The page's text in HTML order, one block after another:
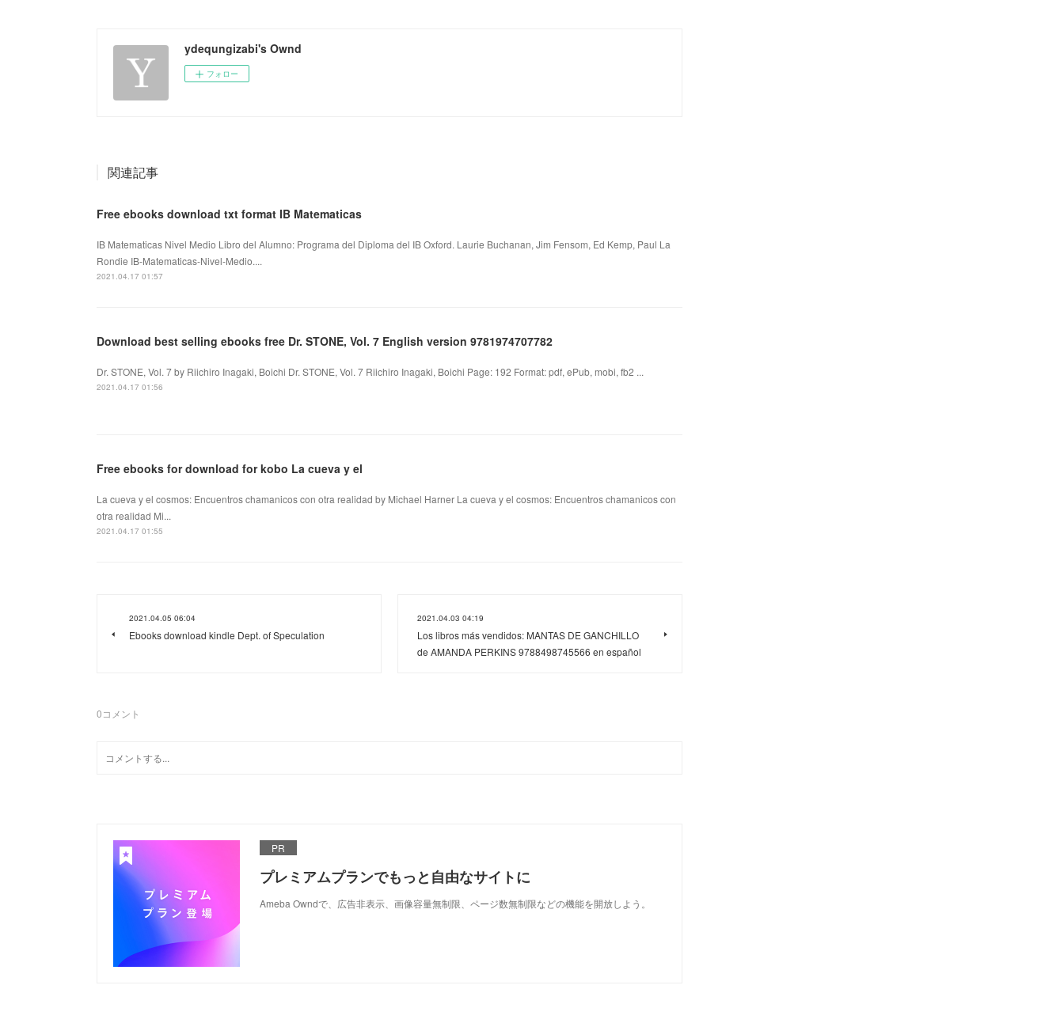
ydequngizabi's Ownd
フォロー
関連記事
Free ebooks download txt format IB Matematicas
IB Matematicas Nivel Medio Libro del Alumno: Programa del Diploma del IB Oxford. Laurie Buchanan, Jim Fensom, Ed Kemp, Paul La
Rondie IB-Matematicas-Nivel-Medio....
2021.04.17 01:57
Download best selling ebooks free Dr. STONE, Vol. 7 English version 9781974707782
Dr. STONE, Vol. 7 by Riichiro Inagaki, Boichi Dr. STONE, Vol. 7 Riichiro Inagaki, Boichi Page: 192 Format: pdf, ePub, mobi, fb2 ...
2021.04.17 01:56
Free ebooks for download for kobo La cueva y el
La cueva y el cosmos: Encuentros chamanicos con otra realidad by Michael Harner La cueva y el cosmos: Encuentros chamanicos con
otra realidad Mi...
2021.04.17 01:55
2021.04.05 06:04
Ebooks download kindle Dept. of Speculation
2021.04.03 04:19
Los libros más vendidos: MANTAS DE GANCHILLO
de AMANDA PERKINS 9788498745566 en español
0コメント
PR
プレミアムプランでもっと自由なサイトに
Ameba Owndで、広告非表示、画像容量無制限、ページ数無制限などの機能を開放しよう。